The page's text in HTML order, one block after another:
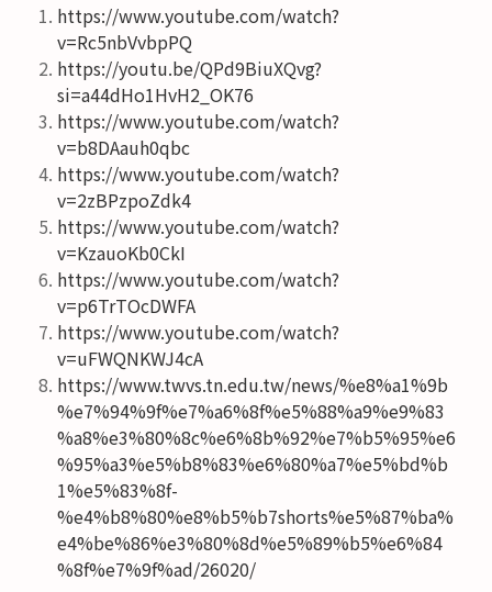
https://www.youtube.com/watch?
v=Rc5nbVvbpPQ
https://youtu.be/QPd9BiuXQvg?
si=a44dHo1HvH2_OK76
https://www.youtube.com/watch?
v=b8DAauh0qbc
https://www.youtube.com/watch?
v=2zBPzpoZdk4
https://www.youtube.com/watch?
v=KzauoKb0CkI
https://www.youtube.com/watch?
v=p6TrTOcDWFA
https://www.youtube.com/watch?
v=uFWQNKWJ4cA
https://www.twvs.tn.edu.tw/news/%e8%a1%9b
%e7%94%9f%e7%a6%8f%e5%88%a9%e9%83
%a8%e3%80%8c%e6%8b%92%e7%b5%95%e6
%95%a3%e5%b8%83%e6%80%a7%e5%bd%b
1%e5%83%8f-
%e4%b8%80%e8%b5%b7shorts%e5%87%ba%
e4%be%86%e3%80%8d%e5%89%b5%e6%84
%8f%e7%9f%ad/26020/